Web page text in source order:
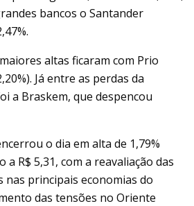
bancos o Santander
altas ficaram com Prio
Já entre as perdas da
a Braskem, que despencou
o dia em alta de 1,79%
R$ 5,31, com a reavaliação das
nas principais economias do
das tensões no Oriente